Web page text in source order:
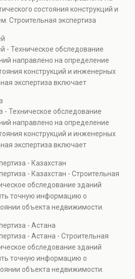
и реконструкции объектов, а
разбирательствах и технических
состояния конструкций и
Строительная экспертиза
и оценку эксплуатационной
востребована при покупке
ремонте и реконструкции
судебных разбирательствах и
- Техническое обследование
направлено на определение
конструкций и инженерных
экспертиза включает
эксплуатационной безопасности.
при покупке недвижимости,
и реконструкции объектов, а
разбирательствах и технических
- Техническое обследование
направлено на определение
конструкций и инженерных
экспертиза включает
эксплуатационной безопасности.
при покупке недвижимости,
и реконструкции объектов, а
разбирательствах и технических
- Казахстан
- Казахстан - Строительная
обследование зданий
точную информацию о
объекта недвижимости.
с выявлением скрытых дефектов
используется для проверки
подготовки к реконструкции,
разбирательств.
официальное техническое
- Астана
- Астана - Строительная
обследование зданий
точную информацию о
объекта недвижимости.